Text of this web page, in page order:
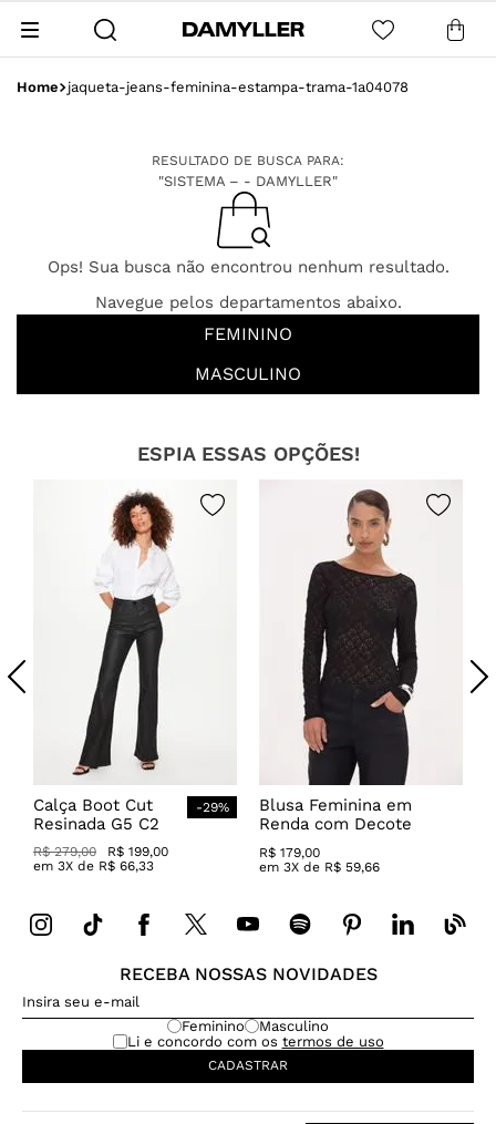
jaqueta-jeans-feminina-estampa-trama-1a04078
RESULTADO DE BUSCA PARA:
"SISTEMA – - DAMYLLER"
Ops! Sua busca não encontrou nenhum resultado.
Navegue pelos departamentos abaixo.
FEMININO
MASCULINO
ESPIA ESSAS OPÇÕES!
Calça Boot Cut
Resinada G5 C2
-29%
R$ 279,00 R$ 199,00
em 3X de R$ 66,33
Blusa Feminina em
Renda com Decote
Canoa
R$ 179,00
em 3X de R$ 59,66
RECEBA NOSSAS NOVIDADES
Feminino
Masculino
Li e concordo com os termos de uso
CADASTRAR